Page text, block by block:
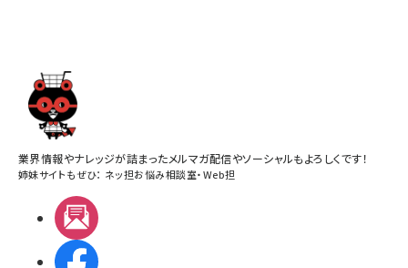
業界情報やナレッジが詰まったメルマガ配信やソーシャルもよろしくです！
姉妹サイトもぜひ： ネッ担お悩み相談室・Web担